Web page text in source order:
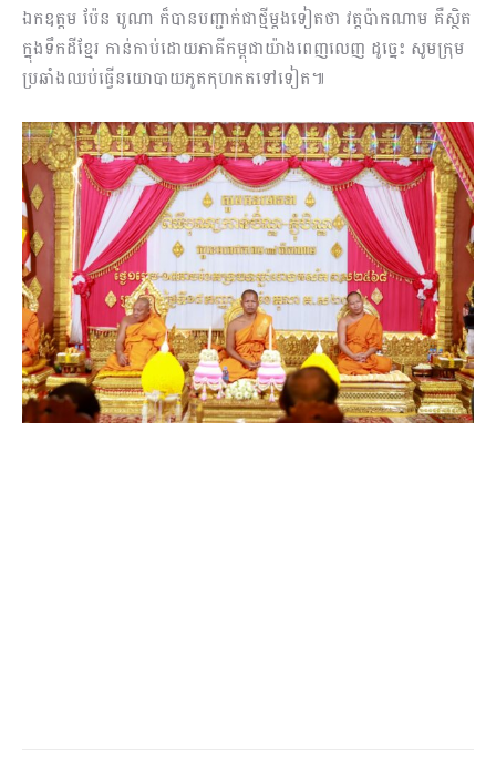
ឯកឧត្តម ប៉ែន បូណា ក៏បានបញ្ជាក់ជាថ្មីម្តងទៀតថា វត្តប៉ាកណាម គឺស្ថិត
ក្នុងទឹកដីខ្មែរ កាន់កាប់ដោយភាគីកម្ពុជាយ៉ាងពេញលេញ ដូច្នេះ សូមក្រុម
ប្រឆាំងឈប់ធ្វើនយោបាយភូតកុហកតទៅទៀត៕